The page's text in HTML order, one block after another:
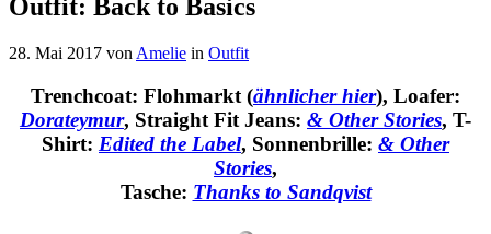
Outfit: Back to Basics
28. Mai 2017 von Amelie in Outfit
Trenchcoat: Flohmarkt (ähnlicher hier), Loafer:
Dorateymur, Straight Fit Jeans: & Other Stories, T-
Shirt: Edited the Label, Sonnenbrille: & Other
Stories,
Tasche: Thanks to Sandqvist